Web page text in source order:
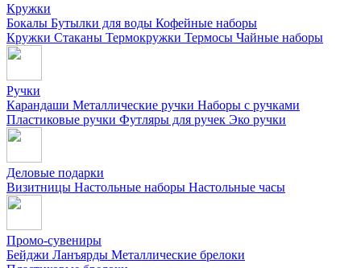
Кружки
Бокалы Бутылки для воды Кофейные наборы
Кружки Стаканы Термокружки Термосы Чайные наборы
Ручки
Карандаши Металлические ручки Наборы с ручками
Пластиковые ручки Футляры для ручек Эко ручки
Деловые подарки
Визитницы Настольные наборы Настольные часы
Промо-сувениры
Бейджи Ланъярды Металлические брелоки